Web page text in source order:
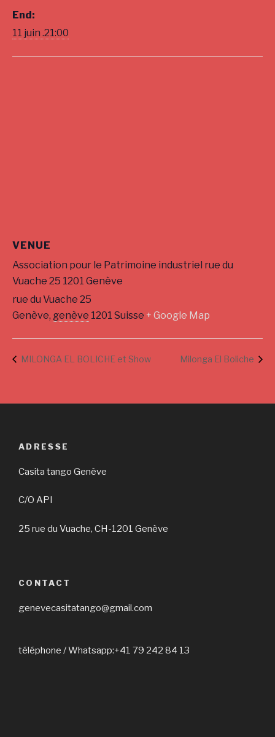
End:
11 juin .21:00
VENUE
Association pour le Patrimoine industriel rue du
Vuache 25 1201 Genève
rue du Vuache 25
Genève, genève 1201 Suisse + Google Map
MILONGA EL BOLICHE et Show Milonga El Boliche
ADRESSE
Casita tango Genève
C/O API
25 rue du Vuache, CH-1201 Genève
CONTACT
genevecasitatango@gmail.com
téléphone / Whatsapp:+41 79 242 84 13